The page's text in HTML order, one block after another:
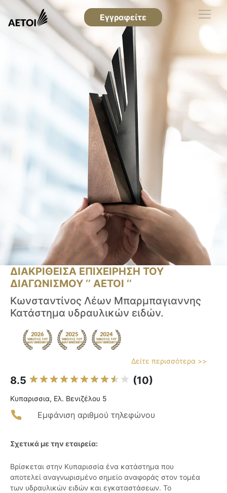
Εγγραφείτε
ΔΙΑΚΡΙΘΕΙΣΑ ΕΠΙΧΕΙΡΗΣΗ ΤΟΥ
ΔΙΑΓΩΝΙΣΜΟΥ ‘’ ΑΕΤΟΙ ‘’
Κωνσταντίνος Λέων Μπαρμπαγιαννης
Κατάστημα υδραυλικών ειδών.
Δείτε περισσότερα >>
8.5 (10)
Κυπαρισσια, Ελ. Βενιζέλου 5
Εμφάνιση αριθμού τηλεφώνου
Σχετικά με την εταιρεία:
Βρίσκεται στην Κυπαρισσία ένα κατάστημα που
αποτελεί αναγνωρισμένο σημείο αναφοράς στον τομέα
των υδραυλικών ειδών και εγκαταστάσεων. Το